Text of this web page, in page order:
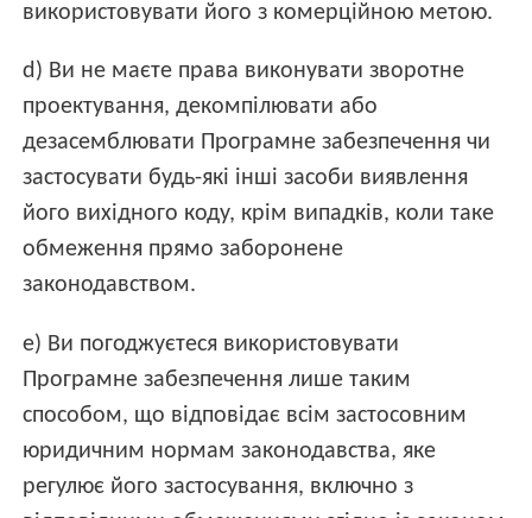
використовувати його з комерційною метою.
d) Ви не маєте права виконувати зворотне
проектування, декомпілювати або
дезасемблювати Програмне забезпечення чи
застосувати будь-які інші засоби виявлення
його вихідного коду, крім випадків, коли таке
обмеження прямо заборонене
законодавством.
e) Ви погоджуєтеся використовувати
Програмне забезпечення лише таким
способом, що відповідає всім застосовним
юридичним нормам законодавства, яке
регулює його застосування, включно з